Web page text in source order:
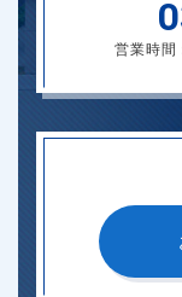
営業時間